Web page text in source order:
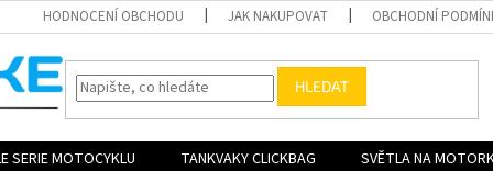
HODNOCENÍ OBCHODU JAK NAKUPOVAT OBCHODNÍ
HLEDAT
SERIE MOTOCYKLU TANKVAKY CLICKBAG SVĚTLA NA